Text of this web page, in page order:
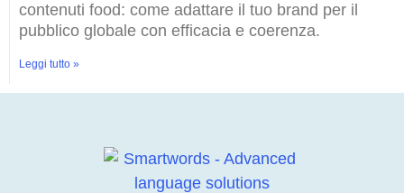
contenuti food: come adattare il tuo brand per il
pubblico globale con efficacia e coerenza.
Leggi tutto »